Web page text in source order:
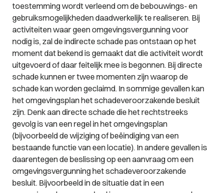
toestemming wordt verleend om de bebouwings- en
gebruiksmogelijkheden daadwerkelijk te realiseren. Bij
activiteiten waar geen omgevingsvergunning voor
nodig is, zal de indirecte schade pas ontstaan op het
moment dat bekend is gemaakt dat die activiteit wordt
uitgevoerd of daar feitelijk mee is begonnen. Bij directe
schade kunnen er twee momenten zijn waarop de
schade kan worden geclaimd. In sommige gevallen kan
het omgevingsplan het schadeveroorzakende besluit
zijn. Denk aan directe schade die het rechtstreeks
gevolg is van een regel in het omgevingsplan
(bijvoorbeeld de wijziging of beëindiging van een
bestaande functie van een locatie). In andere gevallen is
daarentegen de beslissing op een aanvraag om een
omgevingsvergunning het schadeveroorzakende
besluit. Bijvoorbeeld in de situatie dat in een